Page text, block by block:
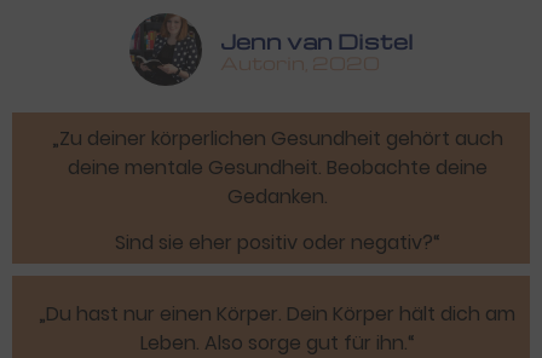
„Du hast nur einen Körper. Dein Körper hält dich am
Leben. Also sorge gut für ihn.“
Jenn van Distel
Autorin, 2020
„Zu deiner körperlichen Gesundheit gehört auch
deine mentale Gesundheit. Beobachte deine
Gedanken.
Sind sie eher positiv oder negativ?“